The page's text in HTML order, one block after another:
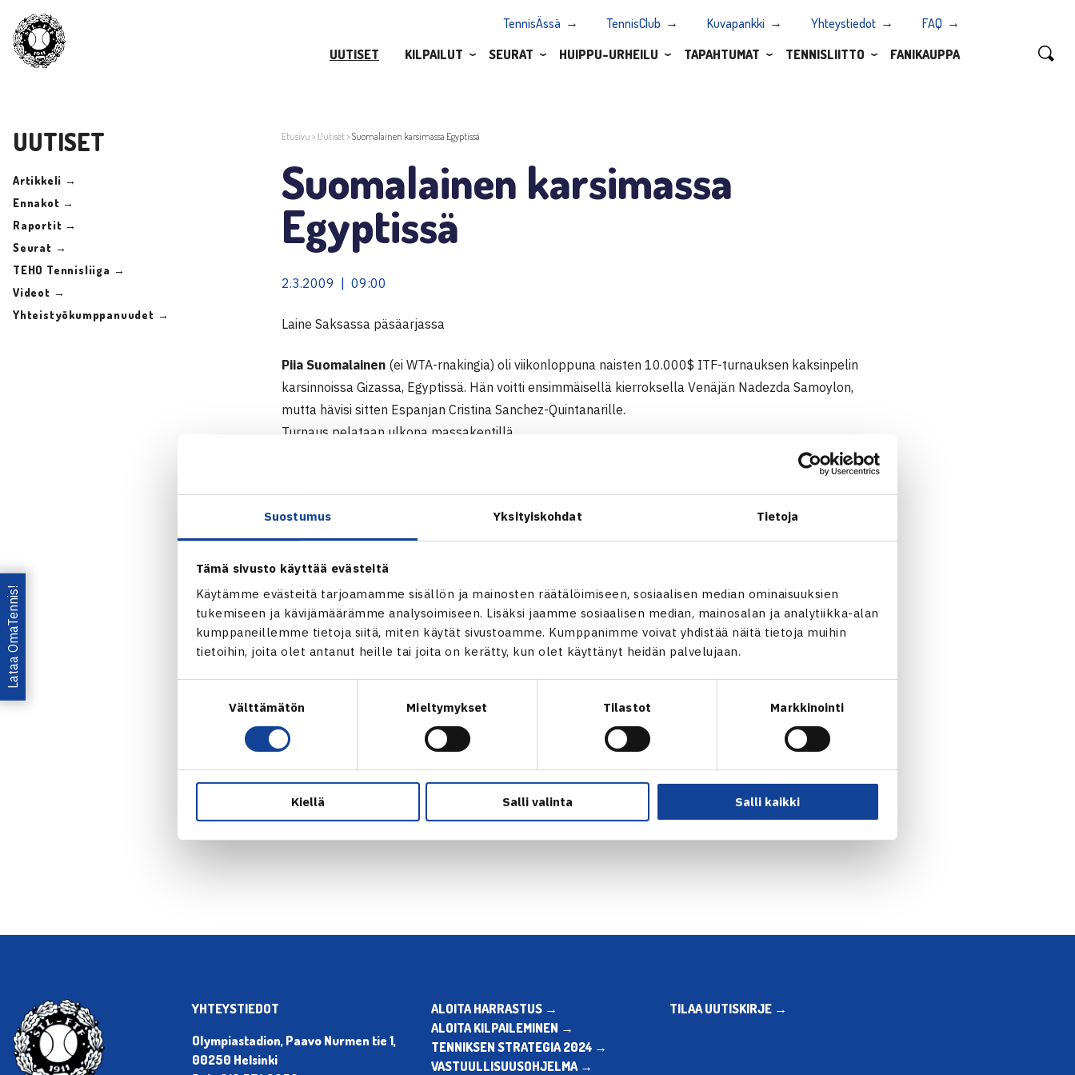
Suostumus Yksityiskohdat Tietoja
Tämä sivusto käyttää evästeitä
Käytämme evästeitä tarjoamamme sisällön ja mainosten räätälöimiseen, sosiaalisen median ominaisuuksien
tukemiseen ja kävijämäärämme analysoimiseen. Lisäksi jaamme sosiaalisen median, mainosalan ja analytiikka-alan
kumppaneillemme tietoja siitä, miten käytät sivustoamme. Kumppanimme voivat yhdistää näitä tietoja muihin
tietoihin, joita olet antanut heille tai joita on kerätty, kun olet käyttänyt heidän palvelujaan.
Välttämätön Mieltymykset Tilastot Markkinointi
Kiellä Salli valinta Salli kaikki
TennisÄssä TennisClub Kuvapankki Yhteystiedot
FAQ
UUTISET
KILPAILUT SEURAT HUIPPU-URHEILU TAPAHTUMAT TENNISLIITTO FANIKAUPPA
UUTISET
Artikkeli →
Ennakot →
Raportit →
Seurat →
TEHO Tennisliiga →
Videot →
Yhteistyökumppanuudet →
Etusivu > Uutiset>Suomalainen karsimassa Egyptissä
Suomalainen karsimassa
Egyptissä
2.3.2009 | 09:00
Laine Saksassa päsäarjassa
Piia Suomalainen (ei WTA-rnakingia) oli viikonloppuna naisten 10.000$ ITF-turnauksen kaksinpelin
karsinnoissa Gizassa, Egyptissä. Hän voitti ensimmäisellä kierroksella Venäjän Nadezda Samoylon,
mutta hävisi sitten Espanjan Cristina Sanchez-Quintanarille.
Turnaus pelataan ulkona massakentillä.
(WTA 366) on suoraan pääsarjassa tällä viikolla Buchenissä, Saksassa pelattavassa
naisten 10.000$ ITF-turnauksessa.
Naisten 10.000$ ITF-turnaus
28.2.-8.3. Giza, Egypti
1.kierrosta: Piia Suomalainen – Nadezda Samoylo Venäjä (WTA 1067) 61 76(3)
2.kierrosta: Cristina Sanchez-Quintanar Espanja (12.) – Suomalainen 61 76(4)
← Edellinen Seuraava uutinen: Tammisen blogi Puhtaasti… →
Lataa OmaTennis!
YHTEYSTIEDOT
Olympiastadion, Paavo Nurmen tie 1,
00250 Helsinki
ALOITA HARRASTUS →
ALOITA KILPAILEMINEN →
TENNIKSEN STRATEGIA 2024 →
VASTUULLISUUSOHJELMA →
TILAA UUTISKIRJE →